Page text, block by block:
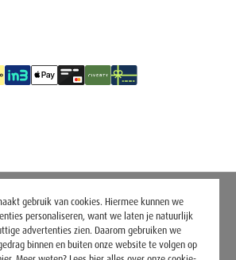
gebruik van cookies. Hiermee kunnen we
personaliseren, want we laten je natuurlijk
advertenties zien. Daarom gebruiken we
binnen en buiten onze website te volgen op